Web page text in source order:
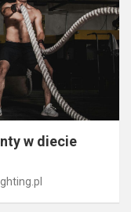
w diecie